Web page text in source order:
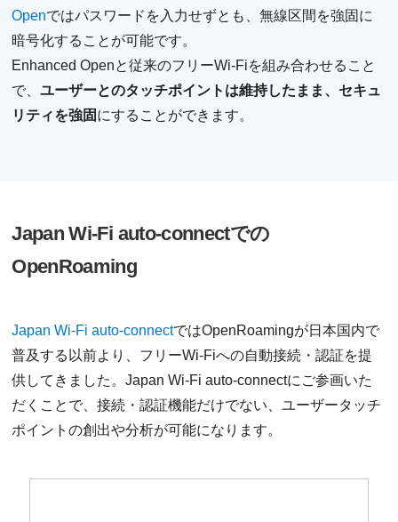
Openではパスワードを入力せずとも、無線区間を強固に
暗号化することが可能です。
Enhanced Openと従来のフリーWi-Fiを組み合わせること
で、ユーザーとのタッチポイントは維持したまま、セキュ
リティを強固にすることができます。
Japan Wi-Fi auto-connectでの
OpenRoaming
Japan Wi-Fi auto-connectではOpenRoamingが日本国内で
普及する以前より、フリーWi-Fiへの自動接続・認証を提
供してきました。Japan Wi-Fi auto-connectにご参画いた
だくことで、接続・認証機能だけでない、ユーザータッチ
ポイントの創出や分析が可能になります。